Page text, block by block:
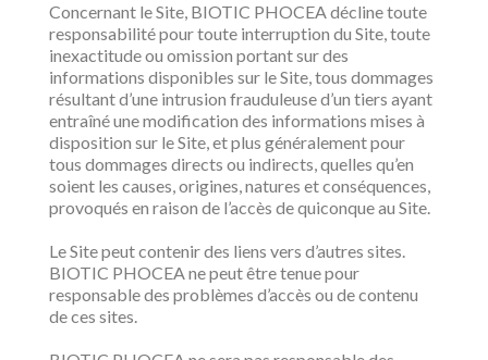
Concernant le Site, BIOTIC PHOCEA décline toute
responsabilité pour toute interruption du Site, toute
inexactitude ou omission portant sur des
informations disponibles sur le Site, tous dommages
résultant d’une intrusion frauduleuse d’un tiers ayant
entraîné une modification des informations mises à
disposition sur le Site, et plus généralement pour
tous dommages directs ou indirects, quelles qu’en
soient les causes, origines, natures et conséquences,
provoqués en raison de l’accès de quiconque au Site.
Le Site peut contenir des liens vers d’autres sites.
BIOTIC PHOCEA ne peut être tenue pour
responsable des problèmes d’accès ou de contenu
de ces sites.